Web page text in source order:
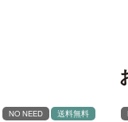
NO NEED 送料無料